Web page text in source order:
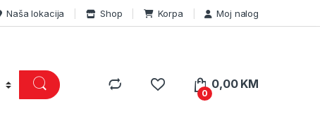
Naša lokacija Shop Korpa Moj nalog
0
0,00 KM